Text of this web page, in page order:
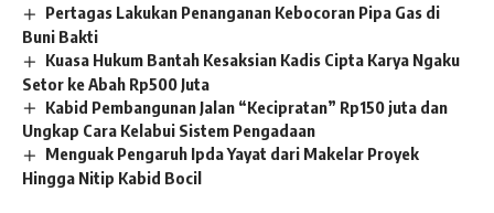
Pertagas Lakukan Penanganan Kebocoran Pipa Gas di
Buni Bakti
Kuasa Hukum Bantah Kesaksian Kadis Cipta Karya Ngaku
Setor ke Abah Rp500 Juta
Kabid Pembangunan Jalan “Kecipratan” Rp150 juta dan
Ungkap Cara Kelabui Sistem Pengadaan
Menguak Pengaruh Ipda Yayat dari Makelar Proyek
Hingga Nitip Kabid Bocil